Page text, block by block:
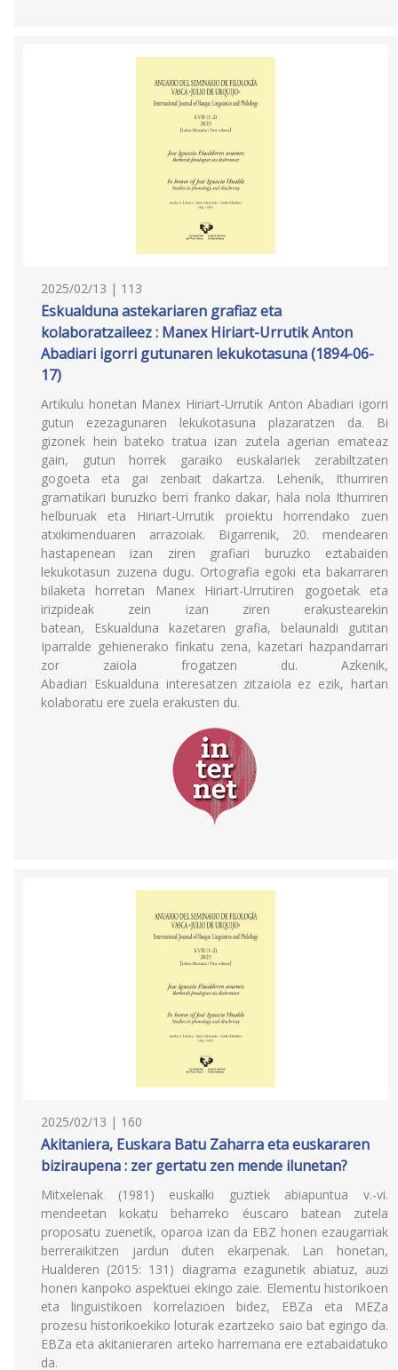
2025/02/13 | 113
Eskualduna astekariaren grafiaz eta
kolaboratzaileez : Manex Hiriart-Urrutik Anton
Abadiari igorri gutunaren lekukotasuna (1894-06-
17)
Artikulu honetan Manex Hiriart-Urrutik Anton Abadiari igorri
gutun ezezagunaren lekukotasuna plazaratzen da. Bi
gizonek hein bateko tratua izan zutela agerian emateaz
gain, gutun horrek garaiko euskalariek zerabiltzaten
gogoeta eta gai zenbait dakartza. Lehenik, Ithurriren
gramatikari buruzko berri franko dakar, hala nola Ithurriren
helburuak eta Hiriart-Urrutik proiektu horrendako zuen
atxikimenduaren arrazoiak. Bigarrenik, 20. mendearen
hastapenean izan ziren grafiari buruzko eztabaiden
lekukotasun zuzena dugu. Ortografia egoki eta bakarraren
bilaketa horretan Manex Hiriart-Urrutiren gogoetak eta
irizpideak zein izan ziren erakustearekin
batean, Eskualduna kazetaren grafia, belaunaldi gutitan
Iparralde gehienerako finkatu zena, kazetari hazpandarrari
zor zaiola frogatzen du. Azkenik,
Abadiari Eskualduna interesatzen zitzaiola ez ezik, hartan
kolaboratu ere zuela erakusten du.
2025/02/13 | 160
Akitaniera, Euskara Batu Zaharra eta euskararen
biziraupena : zer gertatu zen mende ilunetan?
Mitxelenak (1981) euskalki guztiek abiapuntua v.-vi.
mendeetan kokatu beharreko éuscaro batean zutela
proposatu zuenetik, oparoa izan da EBZ honen ezaugarriak
berreraikitzen jardun duten ekarpenak. Lan honetan,
Hualderen (2015: 131) diagrama ezagunetik abiatuz, auzi
honen kanpoko aspektuei ekingo zaie. Elementu historikoen
eta linguistikoen korrelazioen bidez, EBZa eta MEZa
prozesu historikoekiko loturak ezartzeko saio bat egingo da.
EBZa eta akitanieraren arteko harremana ere eztabaidatuko
da.